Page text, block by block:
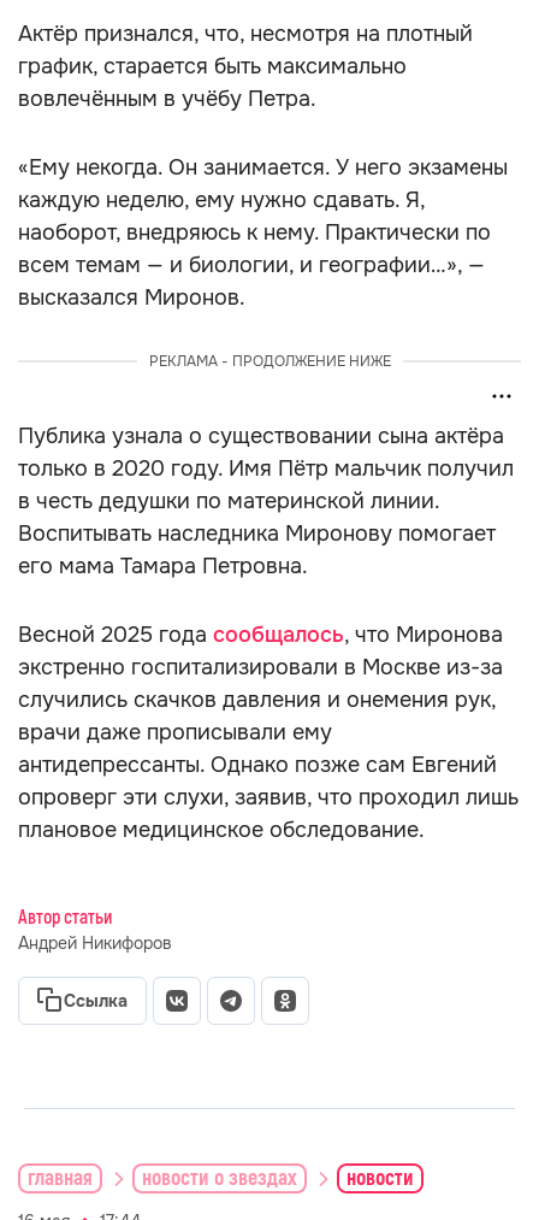
Актёр признался, что, несмотря на плотный
график, старается быть максимально
вовлечённым в учёбу Петра.
«Ему некогда. Он занимается. У него экзамены
каждую неделю, ему нужно сдавать. Я,
наоборот, внедряюсь к нему. Практически по
всем темам — и биологии, и географии…», —
высказался Миронов.
РЕКЛАМА - ПРОДОЛЖЕНИЕ НИЖЕ
Публика узнала о существовании сына актёра
только в 2020 году. Имя Пётр мальчик получил
в честь дедушки по материнской линии.
Воспитывать наследника Миронову помогает
его мама Тамара Петровна.
Весной 2025 года сообщалось, что Миронова
экстренно госпитализировали в Москве из-за
случились скачков давления и онемения рук,
врачи даже прописывали ему
антидепрессанты. Однако позже сам Евгений
опроверг эти слухи, заявив, что проходил лишь
плановое медицинское обследование.
Автор статьи
Андрей Никифоров
Ссылка
главная новости о звездах новости